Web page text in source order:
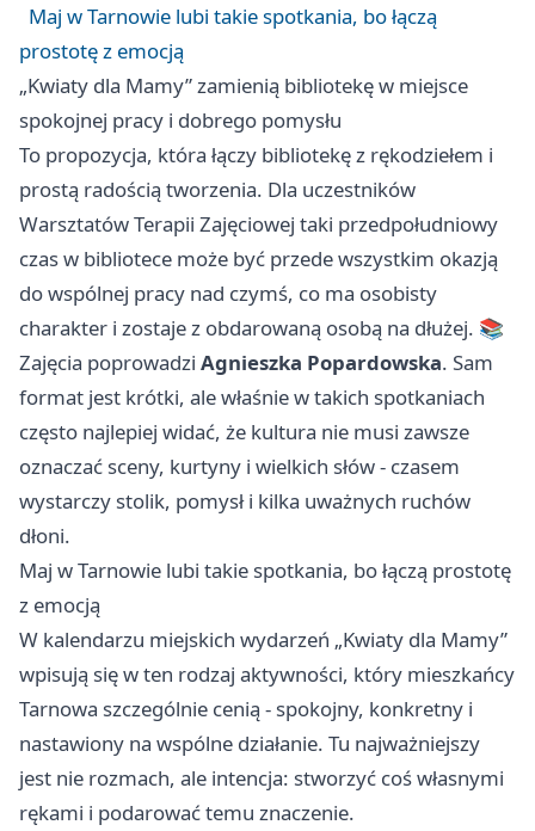
Maj w Tarnowie lubi takie spotkania, bo łączą
prostotę z emocją
„Kwiaty dla Mamy” zamienią bibliotekę w miejsce
spokojnej pracy i dobrego pomysłu
To propozycja, która łączy bibliotekę z rękodziełem i
prostą radością tworzenia. Dla uczestników
Warsztatów Terapii Zajęciowej taki przedpołudniowy
czas w bibliotece może być przede wszystkim okazją
do wspólnej pracy nad czymś, co ma osobisty
charakter i zostaje z obdarowaną osobą na dłużej. 📚
Zajęcia poprowadzi Agnieszka Popardowska. Sam
format jest krótki, ale właśnie w takich spotkaniach
często najlepiej widać, że kultura nie musi zawsze
oznaczać sceny, kurtyny i wielkich słów - czasem
wystarczy stolik, pomysł i kilka uważnych ruchów
dłoni.
Maj w Tarnowie lubi takie spotkania, bo łączą prostotę
z emocją
W kalendarzu miejskich wydarzeń „Kwiaty dla Mamy”
wpisują się w ten rodzaj aktywności, który mieszkańcy
Tarnowa szczególnie cenią - spokojny, konkretny i
nastawiony na wspólne działanie. Tu najważniejszy
jest nie rozmach, ale intencja: stworzyć coś własnymi
rękami i podarować temu znaczenie.